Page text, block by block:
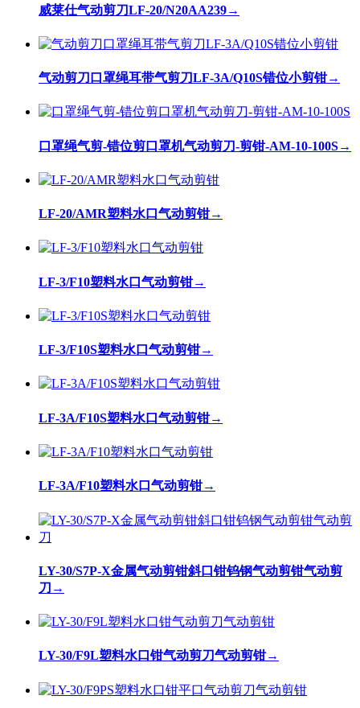
威莱仕气动剪刀LF-20/N20AA239→
气动剪刀口罩绳耳带气剪刀LF-3A/Q10S错位小剪钳→
口罩绳气剪-错位剪口罩机气动剪刀-剪钳-AM-10-100S→
LF-20/AMR塑料水口气动剪钳→
LF-3/F10塑料水口气动剪钳→
LF-3/F10S塑料水口气动剪钳→
LF-3A/F10S塑料水口气动剪钳→
LF-3A/F10塑料水口气动剪钳→
LY-30/S7P-X金属气动剪钳斜口钳钨钢气动剪钳气动剪
刀 →
LY-30/F9L塑料水口钳气动剪刀气动剪钳→